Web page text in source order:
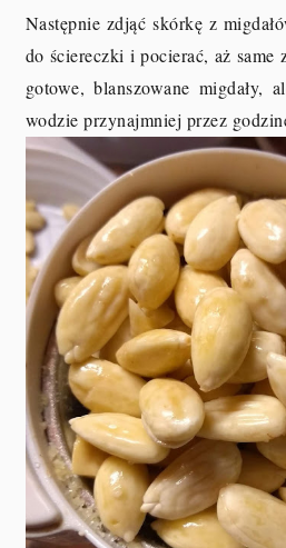
Następnie zdjąć skórkę z
do ściereczki i pocierać, aż same
gotowe, blanszowane migdały,
wodzie przynajmniej przez